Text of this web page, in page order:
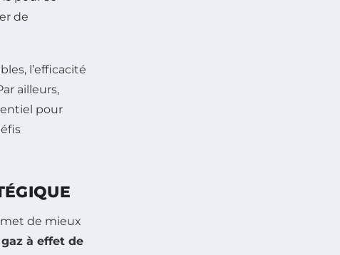
de
l’efficacité
ailleurs,
pour
de mieux
à effet de